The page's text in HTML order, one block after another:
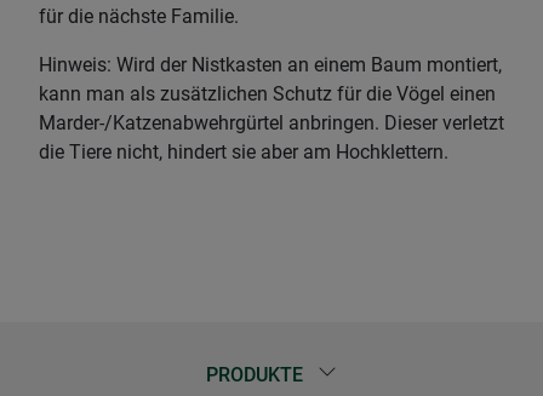
für die nächste Familie.
Hinweis: Wird der Nistkasten an einem Baum montiert,
kann man als zusätzlichen Schutz für die Vögel einen
Marder-/Katzenabwehrgürtel anbringen. Dieser verletzt
die Tiere nicht, hindert sie aber am Hochklettern.
PRODUKTE